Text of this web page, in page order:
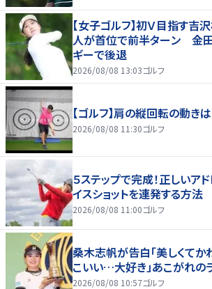
【女子ゴルフ】初Ｖ目指す吉
人が首位で前半ターン 金
ギーで後退
2026/08/08 13:03ゴルフ
【ゴルフ】肩の縦回転の動き
2026/08/08 11:30ゴルフ
５ステップで完成！正しいア
イスショットを連発する方法
2026/08/08 11:00ゴルフ
桑木志帆が告白「美しくてか
こいい…大好き」あこがれの
2026/08/08 10:57ゴルフ